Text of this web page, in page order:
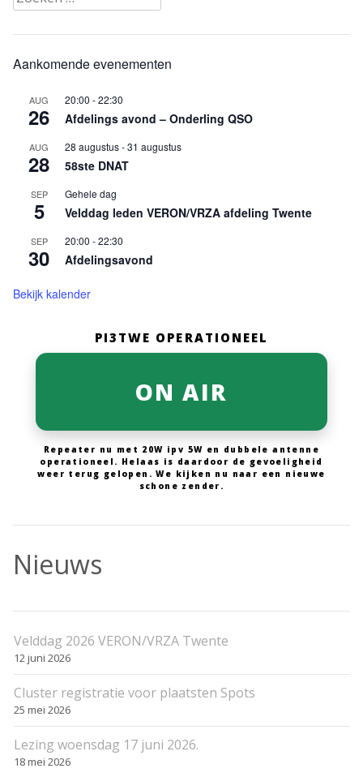
naar:
Aankomende evenementen
AUG
26
20:00 -22:30
Afdelings avond – Onderling QSO
AUG
28
28 augustus-31 augustus
58ste DNAT
SEP
5
Gehele dag
Velddag leden VERON/VRZA afdeling Twente
SEP
30
20:00 -22:30
Afdelingsavond
Bekijk kalender
PI3TWE OPERATIONEEL
ON AIR
Repeater nu met 20W ipv 5W en dubbele antenne
operationeel. Helaas is daardoor de gevoeligheid
weer terug gelopen. We kijken nu naar een nieuwe
schone zender.
Nieuws
Velddag 2026 VERON/VRZA Twente
12 juni 2026
Cluster registratie voor plaatsten Spots
25 mei 2026
Lezing woensdag 17 juni 2026.
18 mei 2026